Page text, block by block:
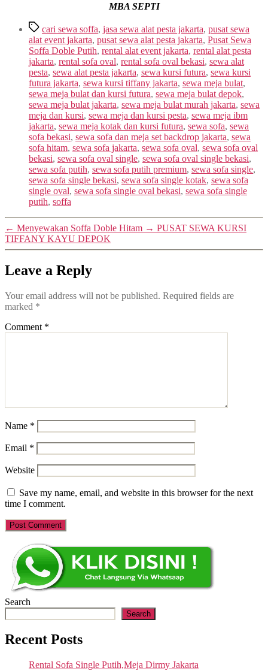
MBA SEPTI
Tagscari sewa soffa, jasa sewa alat pesta jakarta, pusat sewa
alat event jakarta, pusat sewa alat pesta jakarta, Pusat Sewa
Soffa Doble Putih, rental alat event jakarta, rental alat pesta
jakarta, rental sofa oval, rental sofa oval bekasi, sewa alat
pesta, sewa alat pesta jakarta, sewa kursi futura, sewa kursi
futura jakarta, sewa kursi tiffany jakarta, sewa meja bulat,
sewa meja bulat dan kursi futura, sewa meja bulat depok,
sewa meja bulat jakarta, sewa meja bulat murah jakarta, sewa
meja dan kursi, sewa meja dan kursi pesta, sewa meja ibm
jakarta, sewa meja kotak dan kursi futura, sewa sofa, sewa
sofa bekasi, sewa sofa dan meja set backdrop jakarta, sewa
sofa hitam, sewa sofa jakarta, sewa sofa oval, sewa sofa oval
bekasi, sewa sofa oval single, sewa sofa oval single bekasi,
sewa sofa putih, sewa sofa putih premium, sewa sofa single,
sewa sofa single bekasi, sewa sofa single kotak, sewa sofa
single oval, sewa sofa single oval bekasi, sewa sofa single
putih, soffa
← Menyewakan Soffa Doble Hitam → PUSAT SEWA KURSI
TIFFANY KAYU DEPOK
Leave a Reply
Your email address will not be published. Required fields are
marked *
Comment *
Name *
Email *
Website
Save my name, email, and website in this browser for the next
time I comment.
Search
Search
Recent Posts
Rental Sofa Single Putih,Meja Dirmy Jakarta